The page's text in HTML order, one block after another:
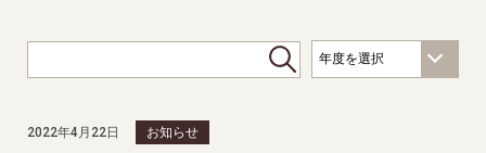
2022年4月22日 お知らせ